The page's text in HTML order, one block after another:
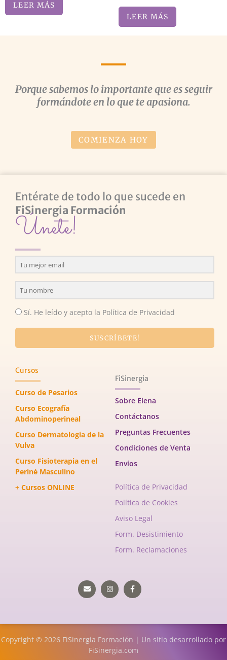
LEER MÁS
LEER MÁS
Porque sabemos lo importante que es seguir
formándote en lo que te apasiona.
COMIENZA HOY
Entérate de todo lo que sucede en
FiSinergia Formación
Únete!
Sí. He leído y acepto la Política de Privacidad
SUSCRÍBETE!
Cursos
Curso de Pesarios
Curso Ecografía
Abdominoperineal
Curso Dermatología de la
Vulva
Curso Fisioterapia en el
Periné Masculino
+ Cursos ONLINE
FiSinergia
Sobre Elena
Contáctanos
Preguntas Frecuentes
Condiciones de Venta
Envíos
Política de Privacidad
Política de Cookies
Aviso Legal
Form. Desistimiento
Form. Reclamaciones
EnvelopeInstagramFacebook-
f
Copyright © 2026 FiSinergia Formación | Un sitio desarrollado por
FiSinergia.com